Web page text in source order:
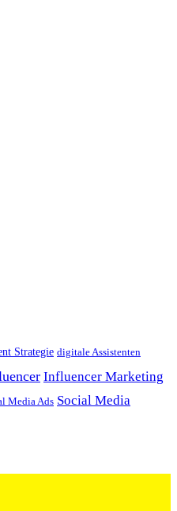
Strategie digitale Assistenten
Influencer Marketing
Media Ads Social Media